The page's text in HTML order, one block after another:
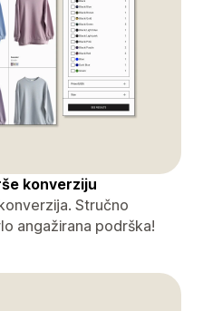
konverziju
Stručno
angažirana podrška!